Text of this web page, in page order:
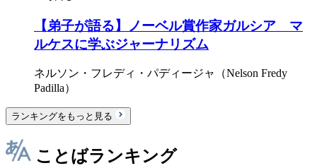
【弟子が語る】ノーベル賞作家ガルシア゠マ
ルケスに学ぶジャーナリズム
ネルソン・フレディ・パディージャ（Nelson Fredy
Padilla）
ランキングをもっと見る
ことばランキング